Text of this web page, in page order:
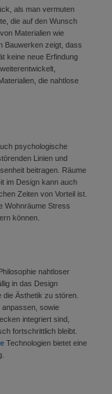
als man vermuten
die auf den Wunsch
Materialien wie
Bauwerken zeigt, dass
keine neue Erfindung
die nahtlose
psychologische
Linien und
beitragen. Räume
im Design kann auch
Zeiten von Vorteil ist.
Wohnräume Stress
können.
nahtloser
in das Design
Ästhetik zu stören.
anpassen, sowie
integriert sind,
fortschrittlich bleibt.
Technologien bietet eine